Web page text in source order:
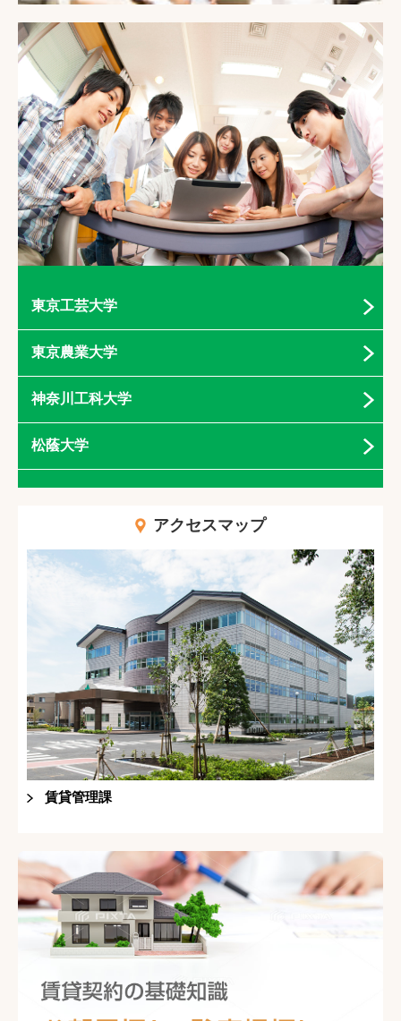
東京工芸大学
東京農業大学
神奈川工科大学
松蔭大学
アクセスマップ
賃貸管理課